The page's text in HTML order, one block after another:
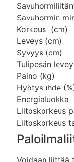
Savuhormin
Tulipesän
Paino
Voidaan liittää